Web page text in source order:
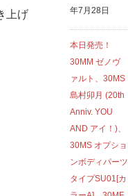
上げ
年7月28日
本日発売！
30MM ゼノヴ
ァルト、30MS
島村卯月 (20th
Anniv. YOU
AND アイ！)、
30MS オプショ
ンボディパーツ
タイプSU01[カ